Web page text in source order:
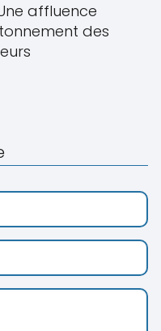
affluence
des